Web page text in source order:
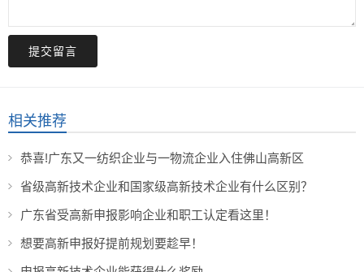
提交留言
相关推荐
恭喜!广东又一纺织企业与一物流企业入住佛山高新区
省级高新技术企业和国家级高新技术企业有什么区别？
广东省受高新申报影响企业和职工认定看这里！
想要高新申报好提前规划要趁早！